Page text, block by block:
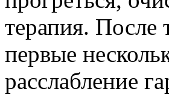
терапия. После
первые
расслабление